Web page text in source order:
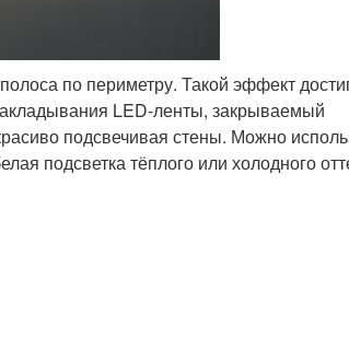
по периметру. Такой эффект
LED-ленты, закрываемый
подсвечивая стены. Можно
подсветка тёплого или холодного